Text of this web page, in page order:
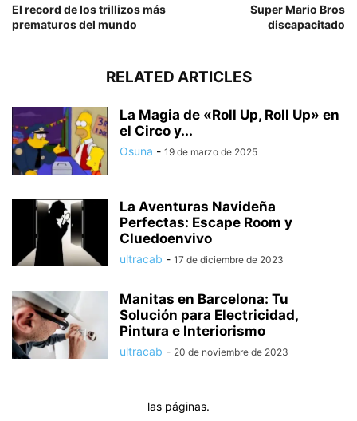
El record de los trillizos más
prematuros del mundo
Super Mario Bros
discapacitado
RELATED ARTICLES
La Magia de «Roll Up, Roll Up» en
el Circo y...
Osuna - 19 de marzo de 2025
La Aventuras Navideña
Perfectas: Escape Room y
Cluedoenvivo
ultracab - 17 de diciembre de 2023
Manitas en Barcelona: Tu
Solución para Electricidad,
Pintura e Interiorismo
ultracab - 20 de noviembre de 2023
las páginas.